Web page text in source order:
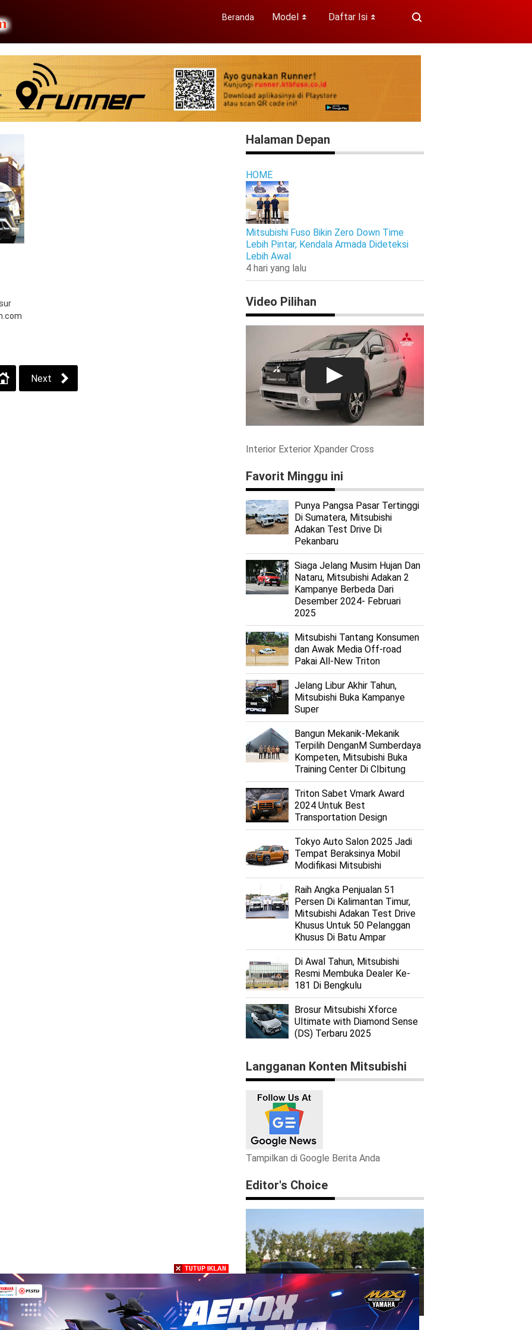
Beranda Model ⏬ Daftar Isi ⏬
Next
Halaman Depan
HOME
Mitsubishi Fuso Bikin Zero Down Time
Lebih Pintar, Kendala Armada Dideteksi
Lebih Awal
4 hari yang lalu
Video Pilihan
Interior Exterior Xpander Cross
Favorit Minggu ini
Punya Pangsa Pasar Tertinggi
Di Sumatera, Mitsubishi
Adakan Test Drive Di
Pekanbaru
Siaga Jelang Musim Hujan Dan
Nataru, Mitsubishi Adakan 2
Kampanye Berbeda Dari
Desember 2024- Februari
2025
Mitsubishi Tantang Konsumen
dan Awak Media Off-road
Pakai All-New Triton
Jelang Libur Akhir Tahun,
Mitsubishi Buka Kampanye
Super
Bangun Mekanik-Mekanik
Terpilih DenganM Sumberdaya
Kompeten, Mitsubishi Buka
Training Center Di CIbitung
Triton Sabet Vmark Award
2024 Untuk Best
Transportation Design
Tokyo Auto Salon 2025 Jadi
Tempat Beraksinya Mobil
Modifikasi Mitsubishi
Raih Angka Penjualan 51
Persen Di Kalimantan Timur,
Mitsubishi Adakan Test Drive
Khusus Untuk 50 Pelanggan
Khusus Di Batu Ampar
Di Awal Tahun, Mitsubishi
Resmi Membuka Dealer Ke-
181 Di Bengkulu
Brosur Mitsubishi Xforce
Ultimate with Diamond Sense
(DS) Terbaru 2025
Langganan Konten Mitsubishi
Tampilkan di Google Berita Anda
Editor's Choice
Pahami Kebutuhan Sebelum Beli, Ini
Bedanya XFORCE Ultimate Dan